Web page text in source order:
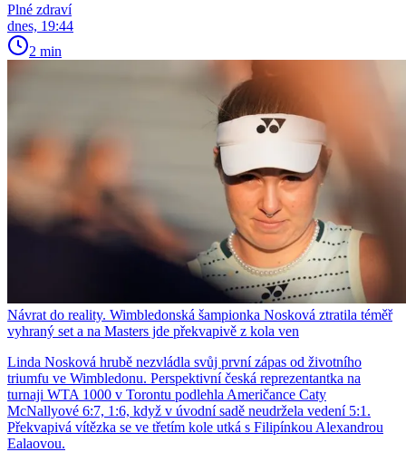
Plné zdraví
dnes, 19:44
2 min
Návrat do reality. Wimbledonská šampionka Nosková ztratila téměř
vyhraný set a na Masters jde překvapivě z kola ven
Linda Nosková hrubě nezvládla svůj první zápas od životního
triumfu ve Wimbledonu. Perspektivní česká reprezentantka na
turnaji WTA 1000 v Torontu podlehla Američance Caty
McNallyové 6:7, 1:6, když v úvodní sadě neudržela vedení 5:1.
Překvapivá vítězka se ve třetím kole utká s Filipínkou Alexandrou
Ealaovou.